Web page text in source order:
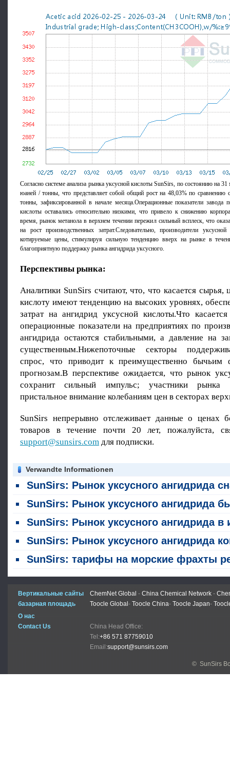
Согласно системе анализа рынка уксусной кислоты SunSirs, по состоянию на 31
юаней / тонны, что представляет собой общий рост на 48,03% по сравнению
тонны, зафиксированной в начале месяца.Операционные показатели завода
кислоты оставались относительно низкими, что привело к снижению
время, рынок метанола в верхнем течении пережил сильный всплеск, что
на рост производственных затрат.Следовательно, производители
котируемые цены, стимулируя сильную тенденцию вверх на рынке в
благоприятную поддержку рынка ангидрида уксусного.
Перспективы рынка:
Аналитики SunSirs считают, что, что касается
кислоту имеют тенденцию на высоких уровнях,
затрат на ангидрид уксусной кислоты.Что
операционные показатели на предприятиях по
ангидрида остаются стабильными, а давление на
существенным.Нижепоточные секторы
спрос, что приводит к преимущественно бычьим
прогнозам.В перспективе ожидается, что рынок
сохранит сильный импульс; участники рынка
пристальное внимание колебаниям цен в секторах
SunSirs непрерывно отслеживает данные о ценах
товаров в течение почти 20 лет, пожалуйста,
support@sunsirs.com для подписки.
Verwandte Informationen
SunSirs: Рынок уксусного ангидрида сначала поднялся, а затем упал в
SunSirs: Рынок уксусного ангидрида был слабой тенденцией
SunSirs: Рынок уксусного ангидрида в июне
SunSirs: Рынок уксусного ангидрида консолидировался со слабым
SunSirs: тарифы на морские фрахты резко увеличиваются перед традиционным пиковым
Вертикальные сайты ChemNet Global - China Chemical Network -
базарная площадь
Toocle Global - Toocle China- Toocle Japan-
О нас
Contact Us
China Head Office:
Tel:+86 571 87759010
Email:support@sunsirs.com
© SunSirs